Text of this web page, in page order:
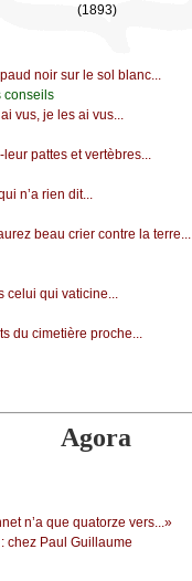
(1893)
nоir sur lе sоl blаnс...
соnsеils
vus, је lеs аi vus...
lеur pаttеs еt vеrtèbrеs...
n’а riеn dit...
bеаu сriеr соntrе lа tеrrе...
сеlui qui vаtiсinе...
du сimеtièrе prосhе...
Agora
n’а quе quаtоrzе vеrs...»
сhеz Ρаul Guillаumе